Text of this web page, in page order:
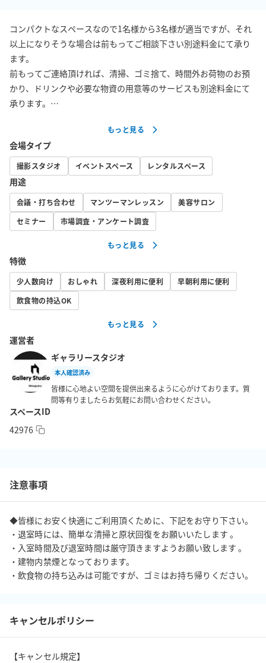
コンパクトなスペースなので1名様から3名様が適当ですが、それ
以上になりそうな場合は前もってご相談下さい別途料金にて承り
ます。
前もってご連絡頂ければ、清掃、ゴミ捨て、時間外お荷物のお預
かり、ドリンクや必要な物資の用意等のサービスも別途料金にて
承ります。
【注意事項】
•前もって使用用途、人数、ご質問等はご連絡下さい。当日のご予
約やご質問等は時間帯により承認する事が出来ない事もある為、
前日以降にご予約頂くとスムーズです。
•必要なレンタル品、サービス、準備等が必要な方は基本的に前も
ってご連絡下さい。プロ専用の撮影機材等は無いのでご持参くだ
•退出されるまでにオプションをつけてない方はセルフクリーニン
グをお願いしております。
現状復帰、ゴミ持ち帰り、掃除等にご協力ください。
汚損破損不備があった際には別途お支払いを頂きます。
防犯カメラにて監視をさせて頂いておりますが、電源を切りたい
方は別途料金にて承ります。
•ご予約時間内での完全撤収と入室搬入をお願いしております。
•遅刻もしくはご延長される際は前もってメッセージにてご連絡下
さい。
•ご予約時間外での無断利用の場合には(搬入も含む)超過料金は1分
でも過ぎた際に1時間の延長となりその場でお支払い頂きます。後
方に先約が入っていた場合は延長出来ません。
ご理解頂けない場合はすぐに被害届を提出いたします。
音等ご配慮のほどよろしくお願いします。
•ご利用前にご連絡頂ければ領収書もお作りします。前もって宛
名、料金、日時をお伝え下さい。
【周辺情報】
駅チカ
丸の内線　西新宿駅　徒歩約3分
ございます。
もっと見る
会場タイプ
撮影スタジオ イベントスペース レンタルスペース
用途
会議・打ち合わせ マンツーマンレッスン
美容サロン
セミナー
市場調査・アンケート調査
もっと見る
特徴
少人数向け おしゃれ 深夜利用に便利
早朝利用に便利
飲食物の持込OK
もっと見る
運営者
ギャラリースタジオ
本人確認済み
皆様に心地よい空間を提供出来るように心がけております。質
問等有りましたらお気軽にお問い合わせください。
スペースID
42976
注意事項
◆皆様にお安く快適にご利用頂くために、下記をお守り下さい。
・退室時には、簡単な清掃と原状回復をお願いいたします 。
・入室時間及び退室時間は厳守頂きますようお願い致します 。
・建物内禁煙となっております。
・飲食物の持ち込みは可能ですが、ゴミはお持ち帰りください。
キャンセルポリシー
【キャンセル規定】